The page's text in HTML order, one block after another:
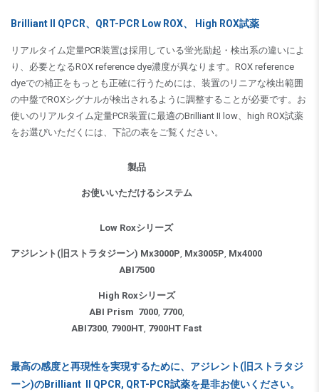
Brilliant II QPCR、QRT-PCR Low ROX、 High ROX試薬
リアルタイム定量PCR装置は採用している蛍光励起・検出系の違いによ
り、必要となるROX reference dye濃度が異なります。ROX reference
dyeでの補正をもっとも正確に行うためには、装置のリニアな検出範囲
の中盤でROXシグナルが検出されるように調整することが必要です。お
使いのリアルタイム定量PCR装置に最適のBrilliant II low、high ROX試薬
をお選びいただくには、下記の表をご覧ください。
製品
お使いいただけるシステム
Low Roxシリーズ
アジレント(旧ストラタジーン) Mx3000P Mx3005P Mx4000
ABI7500
High Roxシリーズ
ABI Prism 7000, 7700,
ABI7300 7900HT 7900HT Fast
最高の感度と再現性を実現するために、アジレント(旧ストラタジ
ーン)のBrilliant II QPCR, QRT-PCR試薬を是非お使いください。